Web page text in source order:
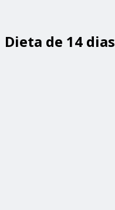
Dieta de 14 dias